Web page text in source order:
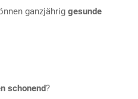
ganzjährig gesunde
schonend?